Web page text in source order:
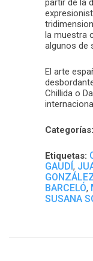
partir de la
la muestra
algunos de
El arte
Chillida o
Categorías:
Etiquetas:
GAUDÍ,
BARCELÓ,
SUSANA